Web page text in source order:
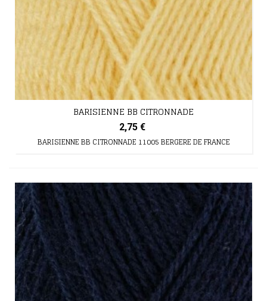
BARISIENNE BB CITRONNADE
2,75 €
BARISIENNE BB CITRONNADE 11005 BERGERE DE FRANCE